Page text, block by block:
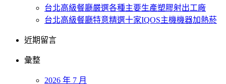
台北高級餐廳嚴選各種主要生產塑膠射出工廠
台北高級餐廳特意精選十家IQOS主機機器加熱菸
近期留言
彙整
2026 年 7 月